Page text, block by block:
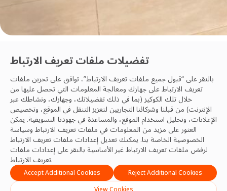
تفضيلات ملفات تعريف الارتباط
بالنقر على “قبول جميع ملفات تعريف الارتباط”، توافق على تخزين ملفات
تعريف الارتباط على جهازك ومعالجة المعلومات التي تحصل عليها من
خلال تلك الكوكيز (بما في ذلك تفضيلاتك، وجهازك، ونشاطك عبر
الإنترنت) من قبلنا وشركائنا التجاريين لتعزيز التنقل في الموقع، وتخصيص
الإعلانات، وتحليل استخدام الموقع، والمساعدة في جهودنا التسويقية. يمكن
العثور على مزيد من المعلومات في ملفات تعريف الارتباط وسياسة
الخصوصية الخاصة بنا. يمكنك تعديل إعدادات ملفات تعريف الارتباط
لرفض ملفات تعريف الارتباط غير الأساسية بالنقر على إعدادات ملفات
تعريف الارتباط.
Accept Additional Cookies
Reject Additional Cookies
View Cookies
في قطاع إدارة المرافق في المملكة العربية السعودية
فريق OCS
17 Feb, 2026